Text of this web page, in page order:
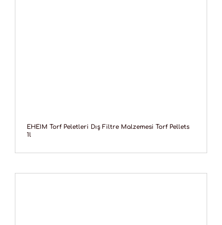
EHEIM Torf Peletleri Dış Filtre Malzemesi Torf Pellets
1l